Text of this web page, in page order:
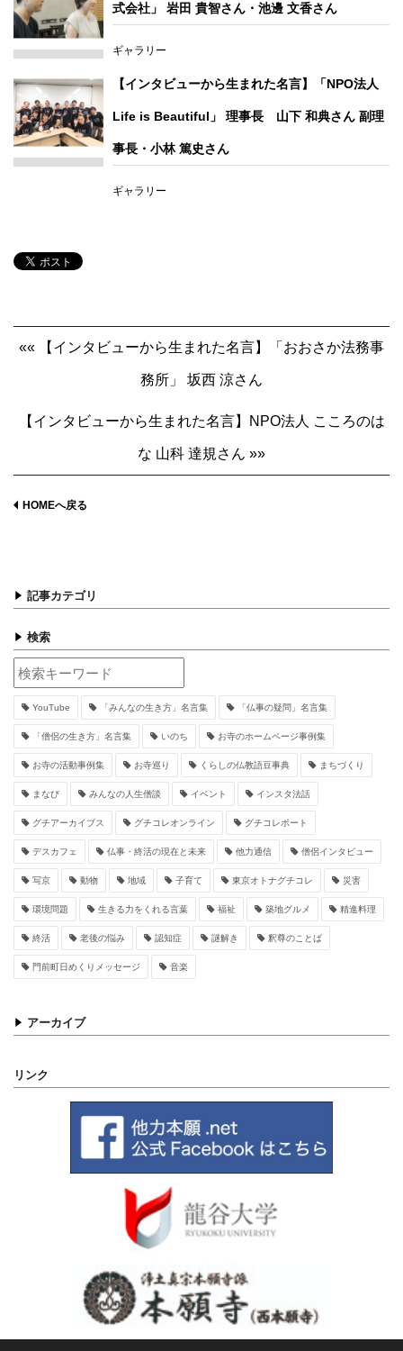
式会社」 岩田 貴智さん・池邊 文香さん
ギャラリー
【インタビューから生まれた名言】「NPO法人
Life is Beautiful」 理事長 山下 和典さん 副理
事長・小林 篤史さん
ギャラリー
«« 【インタビューから生まれた名言】「おおさか法務事
務所」 坂西 涼さん
【インタビューから生まれた名言】NPO法人 こころのは
な 山科 達規さん »»
HOMEへ戻る
記事カテゴリ
検索
YouTube 「みんなの生き方」名言集 「仏事の疑問」名言集
「僧侶の生き方」名言集 いのち お寺のホームページ事例集
お寺の活動事例集 お寺巡り くらしの仏教語豆事典 まちづくり
まなび みんなの人生僧談 イベント インスタ法話
グチアーカイブス グチコレオンライン グチコレポート
デスカフェ 仏事・終活の現在と未来 他力通信 僧侶インタビュー
写京 動物 地域 子育て 東京オトナグチコレ 災害
環境問題 生きる力をくれる言葉 福祉 築地グルメ 精進料理
終活 老後の悩み 認知症 謎解き 釈尊のことば
門前町日めくりメッセージ 音楽
アーカイブ
リンク